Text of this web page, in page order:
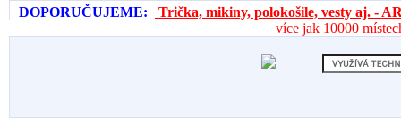
DOPORUČUJEME:
Trička, mikiny, polokošile, vesty aj. -
více jak 10000